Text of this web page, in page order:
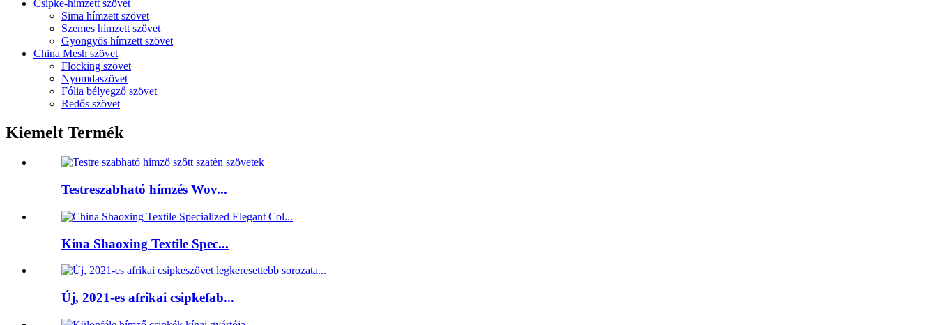
Csipke-hímzett szövet
Sima hímzett szövet
Szemes hímzett szövet
Gyöngyös hímzett szövet
China Mesh szövet
Flocking szövet
Nyomdaszövet
Fólia bélyegző szövet
Redős szövet
Kiemelt Termék
Testreszabható hímzés Wov...
Kína Shaoxing Textile Spec...
Új, 2021-es afrikai csipkefab...